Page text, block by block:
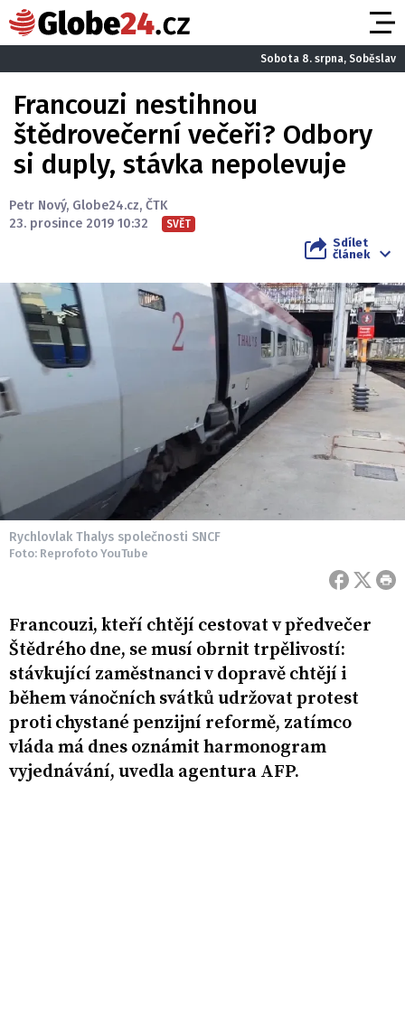
Sobota 8. srpna, Soběslav
Francouzi nestihnou
štědrovečerní večeři? Odbory
si duply, stávka nepolevuje
Petr Nový, Globe24.cz, ČTK
23. prosince 2019 10:32
SVĚT
Sdílet
článek
Rychlovlak Thalys společnosti SNCF
Foto: Reprofoto YouTube
Francouzi, kteří chtějí cestovat v předvečer
Štědrého dne, se musí obrnit trpělivostí:
stávkující zaměstnanci v dopravě chtějí i
během vánočních svátků udržovat protest
proti chystané penzijní reformě, zatímco
vláda má dnes oznámit harmonogram
vyjednávání, uvedla agentura AFP.